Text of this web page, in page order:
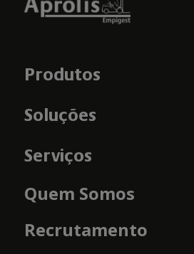
Produtos
Soluções
Serviços
Quem Somos
Recrutamento